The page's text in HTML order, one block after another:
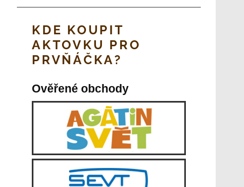
KDE KOUPIT
AKTOVKU PRO
PRVŇÁČKA?
Ověřené obchody